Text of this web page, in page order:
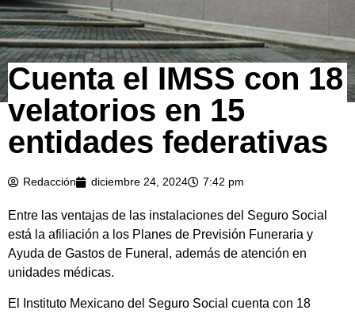
Cuenta el IMSS con 18
velatorios en 15
entidades federativas
Redacción diciembre 24, 2024 7:42 pm
Entre las ventajas de las instalaciones del Seguro Social
está la afiliación a los Planes de Previsión Funeraria y
Ayuda de Gastos de Funeral, además de atención en
unidades médicas.
El Instituto Mexicano del Seguro Social cuenta con 18